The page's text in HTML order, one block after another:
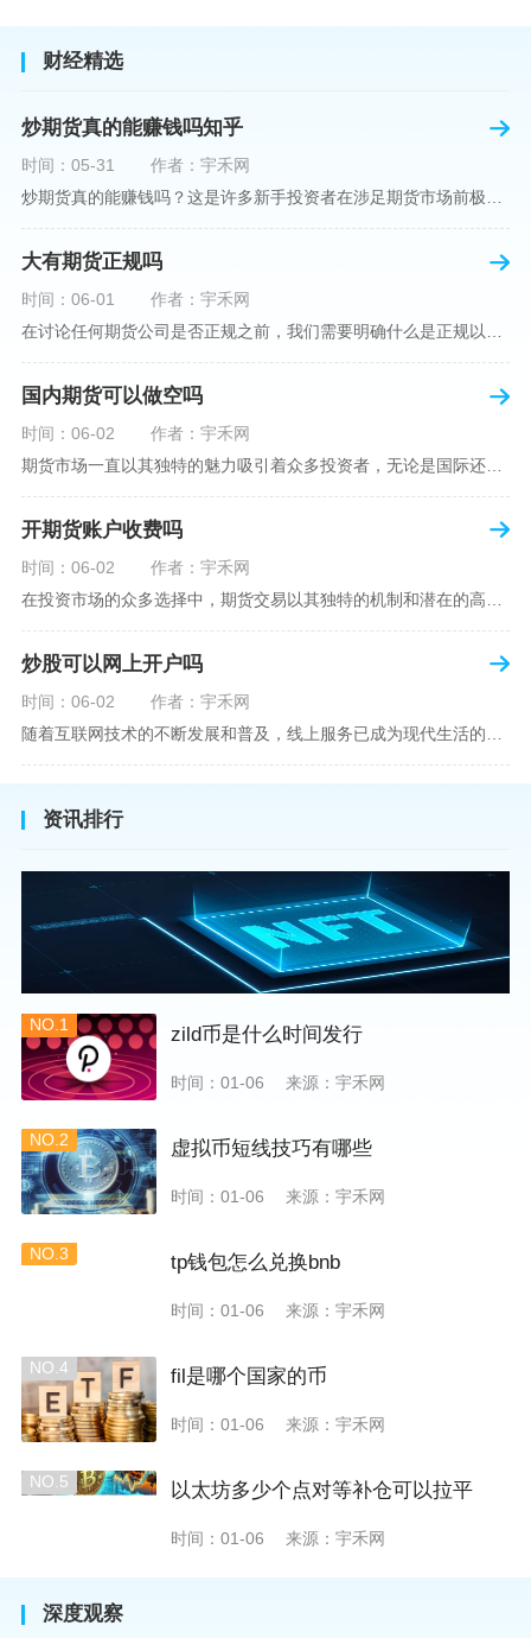
财经精选
炒期货真的能赚钱吗知乎
时间：05-31
作者：宇禾网
炒期货真的能赚钱吗？这是许多新手投资者在涉足期货市场前极力寻求答案的问题。期货作为一种金融衍生品，它不仅具有高杠杆的特性，同时也伴随着高风险。在知乎这样一个汇聚各领域专业人士分享知识和经验的平台上，我们可以找到关于炒期货赚钱问题的多角度解读。本文将深入探讨炒期货能否赚钱的问题，并结合知乎上的真实案例分析和专业观点，帮助读者形成自己的看法。在讨论是否能通过炒期货赚钱之前，我们首先需要理解期货市场的基本机制。期货，是一种标准化的、具有法律约束力的合约，涉及在未来某个特定时间以特定
大有期货正规吗
时间：06-01
作者：宇禾网
国内期货可以做空吗
时间：06-02
作者：宇禾网
期货市场一直以其独特的魅力吸引着众多投资者，无论是国际还是国内场景下，其波澜壮阔的市场行情都给予了投资者无限遐想。今天，我们将深入探讨一个特别的问题——"国内期货可以做空吗"？这个问题不仅关乎投资者的策略布局，更涉及到期货市场机制的基本理解。在深入探讨之前，我们首先需要明确几个期货市场的基础概念。期货，是指在标准化合约基础上，双方承诺在未来某一特定时间以约定价格买卖一定数量的商品或金融产品的合约。它允訸投资者通过买入（做多）或卖出（做空）合约来预测未来价格的变动。我们来揭开国
开期货账户收费吗
时间：06-02
作者：宇禾网
炒股可以网上开户吗
时间：06-02
作者：宇禾网
资讯排行
NO.1 zild币是什么时间发行
时间：01-06 来源：宇禾网
NO.2 虚拟币短线技巧有哪些
时间：01-06 来源：宇禾网
NO.3 tp钱包怎么兑换bnb
时间：01-06 来源：宇禾网
NO.4 fil是哪个国家的币
时间：01-06 来源：宇禾网
NO.5 以太坊多少个点对等补仓可以拉平
时间：01-06 来源：宇禾网
深度观察